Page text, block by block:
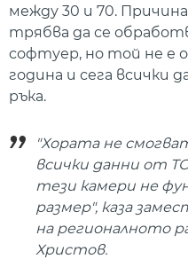
между 30 и 70.
трябва да се
софтуер, но той не е
година и сега всички
ръка.
"Хората не
всички данни от
тези камери не
размер", каза
на регионалното
Христов.